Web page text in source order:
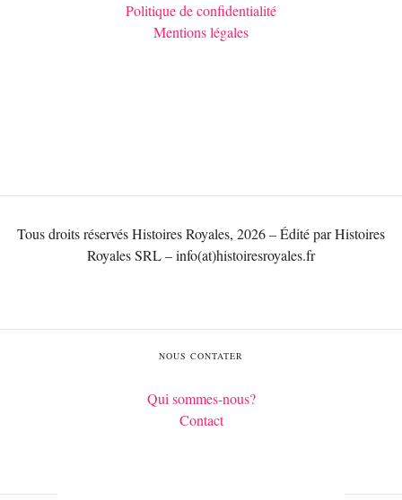
Politique de confidentialité
Mentions légales
Tous droits réservés Histoires Royales, 2026 – Édité par Histoires
Royales SRL – info(at)histoiresroyales.fr
NOUS CONTATER
Qui sommes-nous?
Contact